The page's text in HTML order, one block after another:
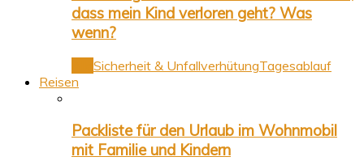
dass mein Kind verloren geht? Was
wenn?
Sicherheit & UnfallverhütungTagesablauf
Reisen
Packliste für den Urlaub im Wohnmobil
mit Familie und Kindern